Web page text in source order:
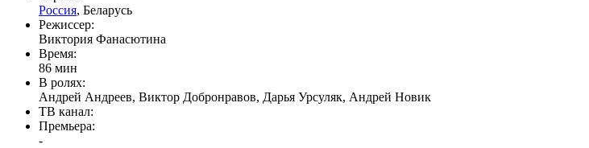
Россия, Беларусь
Режиссер:
Виктория Фанасютина
Время:
86 мин
В ролях:
Андрей Андреев, Виктор Добронравов, Дарья Урсуляк, Андрей Новик
ТВ канал:
Премьера:
-